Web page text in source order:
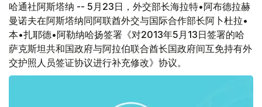
哈通社阿斯塔纳 -- 5月23日，外交部长海拉特•阿布德拉赫
曼诺夫在阿斯塔纳同阿联酋外交与国际合作部长阿卜杜拉•
本•扎耶德•阿勒纳哈扬签署《对2013年5月13日签署的哈
萨克斯坦共和国政府与阿拉伯联合酋长国政府间互免持有外
交护照人员签证协议进行补充修改》协议。